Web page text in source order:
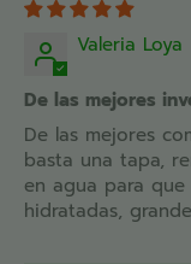
Valeria Loya
De las mejores
De las mejores
basta una tapa,
en agua para
hidratadas,